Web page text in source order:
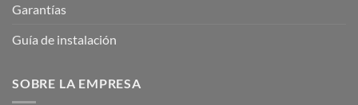
Garantías
Guía de instalación
SOBRE LA EMPRESA